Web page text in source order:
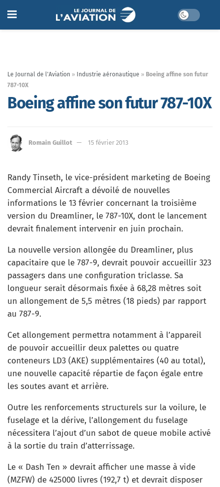
Le Journal de l'Aviation » Industrie aéronautique » Boeing affine son futur
787-10X
Boeing affine son futur 787-10X
Romain Guillot 15 février 2013
Randy Tinseth, le vice-président marketing de Boeing
Commercial Aircraft a dévoilé de nouvelles
informations le 13 février concernant la troisième
version du Dreamliner, le 787-10X, dont le lancement
devrait finalement intervenir en juin prochain.
La nouvelle version allongée du Dreamliner, plus
capacitaire que le 787-9, devrait pouvoir accueillir 323
passagers dans une configuration triclasse. Sa
longueur serait désormais fixée à 68,28 mètres soit
un allongement de 5,5 mètres (18 pieds) par rapport
au 787-9.
Cet allongement permettra notamment à l’appareil
de pouvoir accueillir deux palettes ou quatre
conteneurs LD3 (AKE) supplémentaires (40 au total),
une nouvelle capacité répartie de façon égale entre
les soutes avant et arrière.
Outre les renforcements structurels sur la voilure, le
fuselage et la dérive, l’allongement du fuselage
nécessitera l’ajout d’un sabot de queue mobile activé
à la sortie du train d’atterrissage.
Le « Dash Ten » devrait afficher une masse à vide
(MZFW) de 425000 livres (192,7 t) et devrait disposer